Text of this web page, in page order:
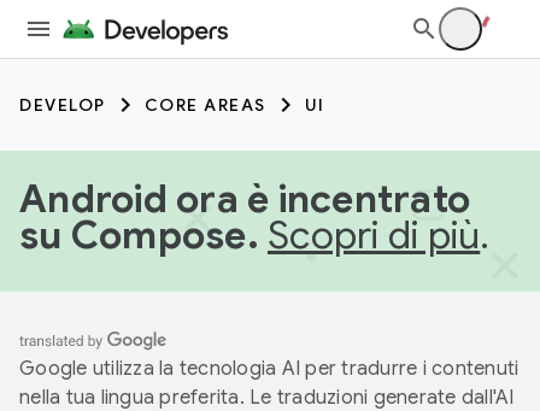
DEVELOP CORE AREAS UI
Android ora è incentrato
su Compose. Scopri di più.
Google utilizza la tecnologia AI per tradurre i contenuti
nella tua lingua preferita. Le traduzioni generate dall'AI